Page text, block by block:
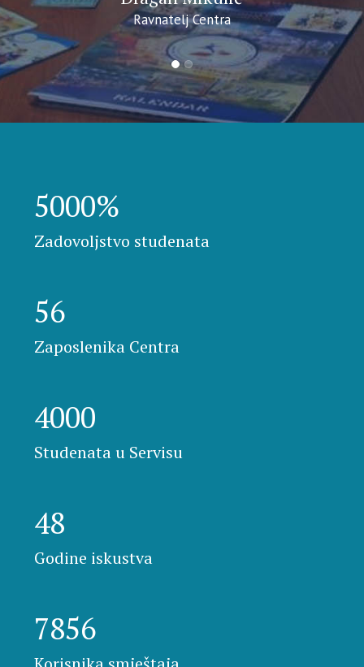
Ravnatelj Centra
5000%
Zadovoljstvo studenata
56
Zaposlenika Centra
4000
Studenata u Servisu
48
Godine iskustva
7856